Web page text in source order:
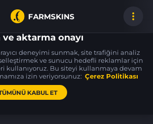
FARMSKINS
MW 1
MAC-10
Light Box FT
★ Kukri Knife
Safari Mesh
aktarma onayı
deneyimi sunmak, site trafiğini analiz
ve sunucu hedefli reklamlar için
kullanıyoruz. Bu siteyi kullanmaya devam
izin veriyorsunuz: Çerez Politikası
KABUL ET